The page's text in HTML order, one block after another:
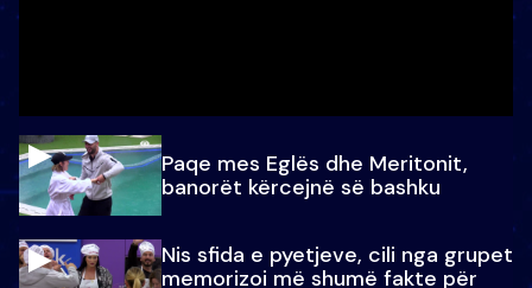
Paqe mes Eglës dhe Meritonit,
banorët kërcejnë së bashku
Nis sfida e pyetjeve, cili nga grupet
memorizoi më shumë fakte për